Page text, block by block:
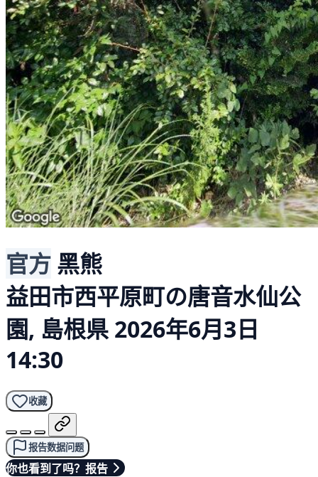
官方 黑熊
益田市西平原町の唐音水仙公
園, 島根県 2026年6月3日
14:30
收藏
报告数据问题
你也看到了吗？报告